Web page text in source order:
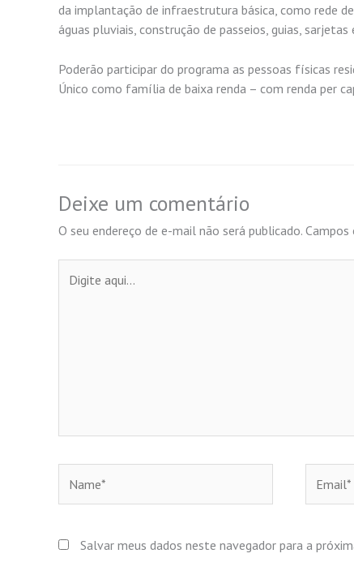
da implantação de infraestrutura básica, como rede
águas pluviais, construção de passeios, guias,
Poderão participar do programa as pessoas físicas
Único como família de baixa renda – com renda per
Deixe um comentário
O seu endereço de e-mail não será publicado. Campos
aqui...
Salvar meus dados neste navegador para a